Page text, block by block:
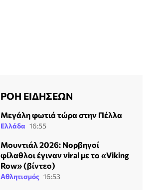
ΡΟΗ ΕΙΔΗΣΕΩΝ
Μεγάλη φωτιά τώρα στην Πέλλα
Ελλάδα 16:55
Μουντιάλ 2026: Νορβηγοί
φίλαθλοι έγιναν viral με το «Viking
Row» (βίντεο)
Αθλητισμός 16:53